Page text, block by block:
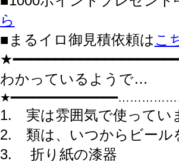
ら
■まるイロ御見積依頼はこ
わかっているようで…
1. 実は雰囲気で使ってい
2. 類は、いつからビー
3. 折り紙の漆器